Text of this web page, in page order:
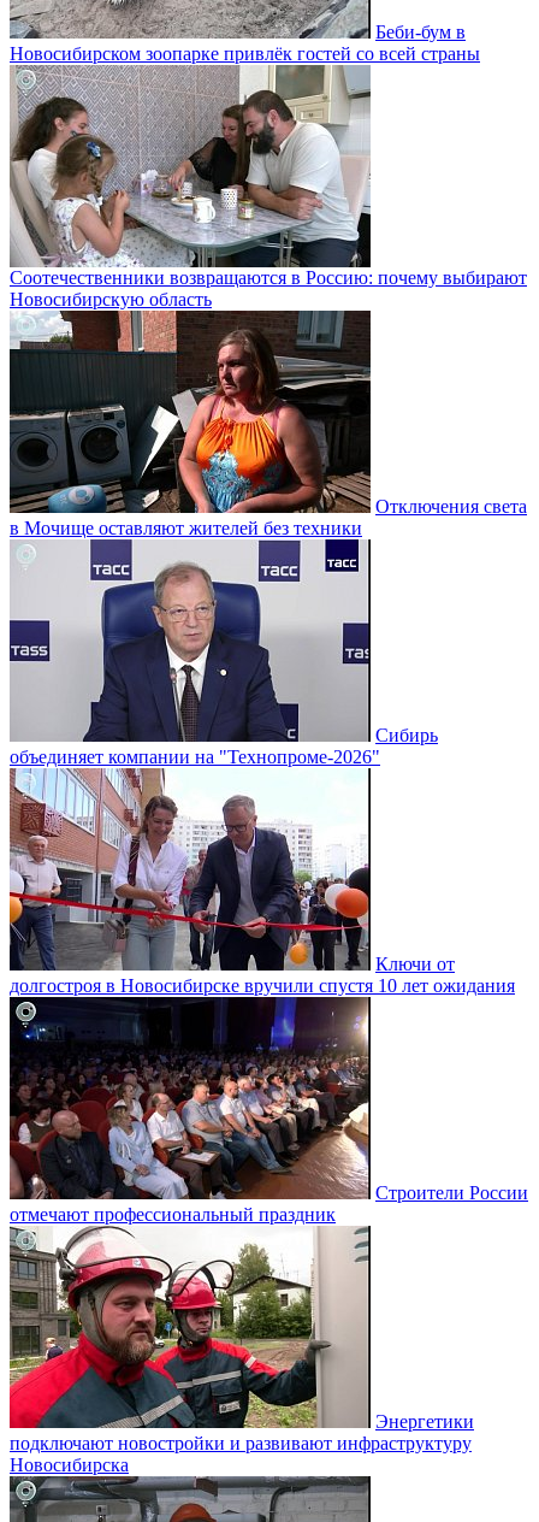
Беби-бум в
Новосибирском зоопарке привлёк гостей со всей страны
Соотечественники возвращаются в Россию: почему выбирают
Новосибирскую область
Отключения света
в Мочище оставляют жителей без техники
Сибирь
объединяет компании на "Технопроме-2026"
Ключи от
долгостроя в Новосибирске вручили спустя 10 лет ожидания
Строители России
отмечают профессиональный праздник
Энергетики
подключают новостройки и развивают инфраструктуру
Новосибирска